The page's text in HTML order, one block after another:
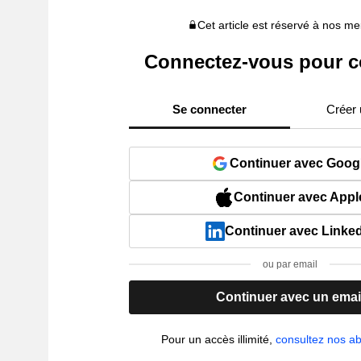
Cet article est réservé à nos
Connectez-vous pour
Se connecter Créer
Continuer avec
Continuer avec
Continuer avec
ou par email
Continuer avec un email
Pour un accès illimité,consultez nos